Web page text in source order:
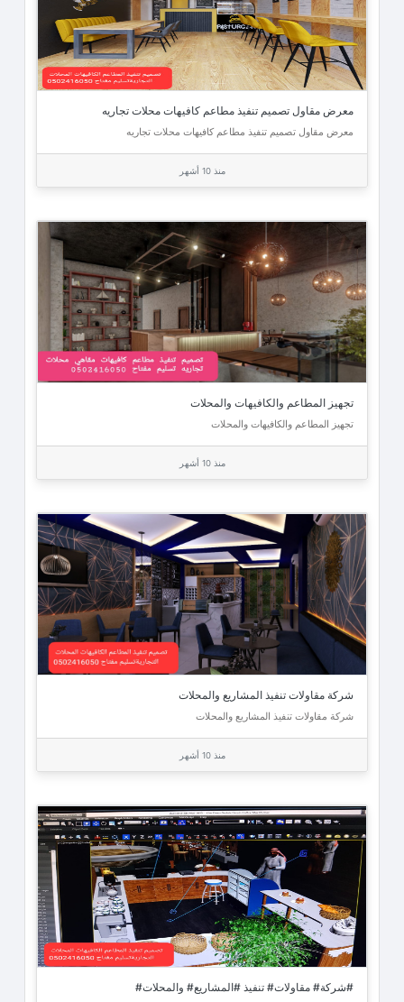
معرض مقاول تصميم تنفيذ مطاعم كافيهات محلات تجاريه
معرض مقاول تصميم تنفيذ مطاعم كافيهات محلات تجاريه
منذ 10 أشهر
تجهيز المطاعم والكافيهات والمحلات
تجهيز المطاعم والكافيهات والمحلات
منذ 10 أشهر
شركة مقاولات تنفيذ المشاريع والمحلات
شركة مقاولات تنفيذ المشاريع والمحلات
منذ 10 أشهر
#شركة# مقاولات# تنفيذ #المشاريع# والمحلات#